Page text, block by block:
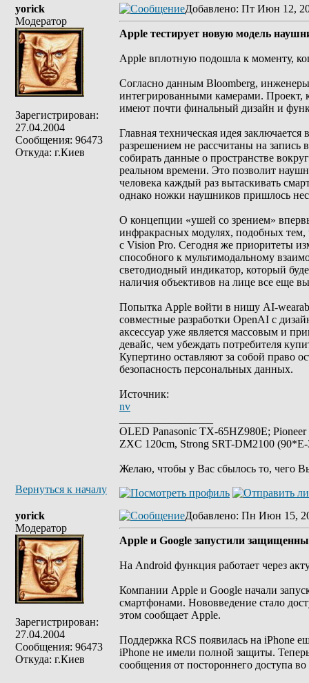
yorick
Модератор
Зарегистрирован:
27.04.2004
Сообщения: 96473
Откуда: г.Киев
Добавлено: Пт Июн 12,
Apple тестирует новую модель
Apple вплотную подошла к моменту,
Согласно данным Bloomberg,
интегрированными камерами. Проект,
имеют почти финальный дизайн и
Главная техническая идея
разрешением не рассчитаны на запись
собирать данные о пространстве
реальном времени. Это позволит
человека каждый раз вытаскивать
однако ножки наушников пришлось
О концепции «ушей со зрением»
инфракрасных модулях, подобных тем,
с Vision Pro. Сегодня же приоритеты
способного к мультимодальному
светодиодный индикатор, который
наличия объективов на лице все еще
Попытка Apple войти в нишу AI-
совместные разработки OpenAI с
аксессуар уже является массовым и
девайс, чем убеждать потребителя
Купертино оставляют за собой право
безопасность персональных данных.
Источник:
nv
OLED Panasonic TX-65HZ980E;
ZXC 120cm, Strong SRT-DM2100
Желаю, чтобы у Вас сбылось то, чего
Вернуться к началу
yorick
Модератор
Зарегистрирован:
27.04.2004
Сообщения: 96473
Откуда: г.Киев
Добавлено: Пн Июн 15,
Apple и Google запустили
На Android функция работает через
Компании Apple и Google начали
смартфонами. Нововведение стало
этом сообщает Apple.
Поддержка RCS появилась на iPhone
iPhone не имели полной защиты.
сообщения от постороннего доступа